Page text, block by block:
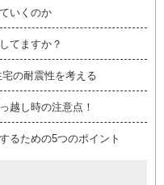
いくのか
てますか？
の耐震性を考える
越し時の注意点！
るための5つのポイント